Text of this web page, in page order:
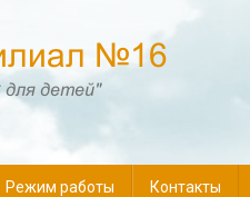
Режим работы Контакты